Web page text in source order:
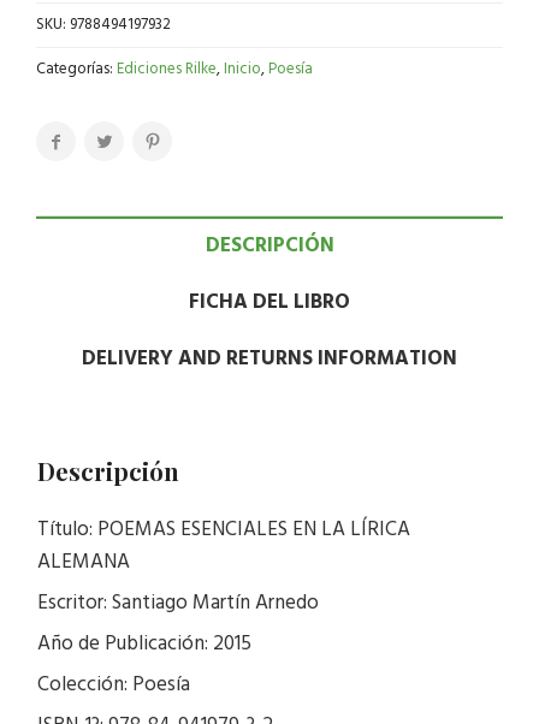
SKU: 9788494197932
Categorías:Ediciones Rilke,Inicio,Poesía
DESCRIPCIÓN
FICHA DEL LIBRO
DELIVERY AND RETURNS INFORMATION
Descripción
Título: POEMAS ESENCIALES EN LA LÍRICA
ALEMANA
Escritor: Santiago Martín Arnedo
Año de Publicación: 2015
Colección: Poesía